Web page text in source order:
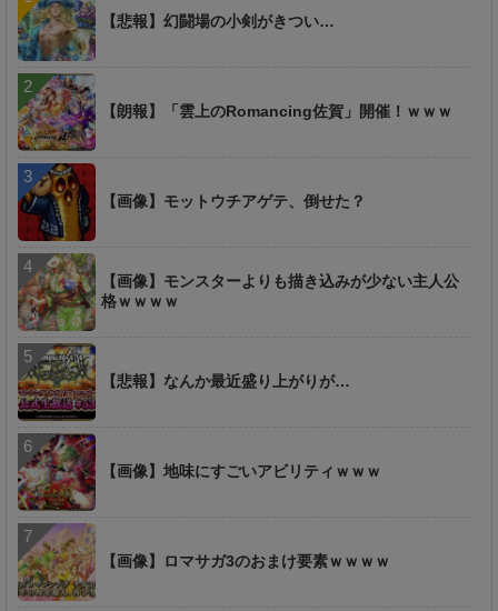
【悲報】幻闘場の小剣がきつい…
【朗報】「雲上のRomancing佐賀」開催！ｗｗｗ
【画像】モットウチアゲテ、倒せた？
【画像】モンスターよりも描き込みが少ない主人公
格ｗｗｗｗ
【悲報】なんか最近盛り上がりが…
【画像】地味にすごいアビリティｗｗｗ
【画像】ロマサガ3のおまけ要素ｗｗｗｗ